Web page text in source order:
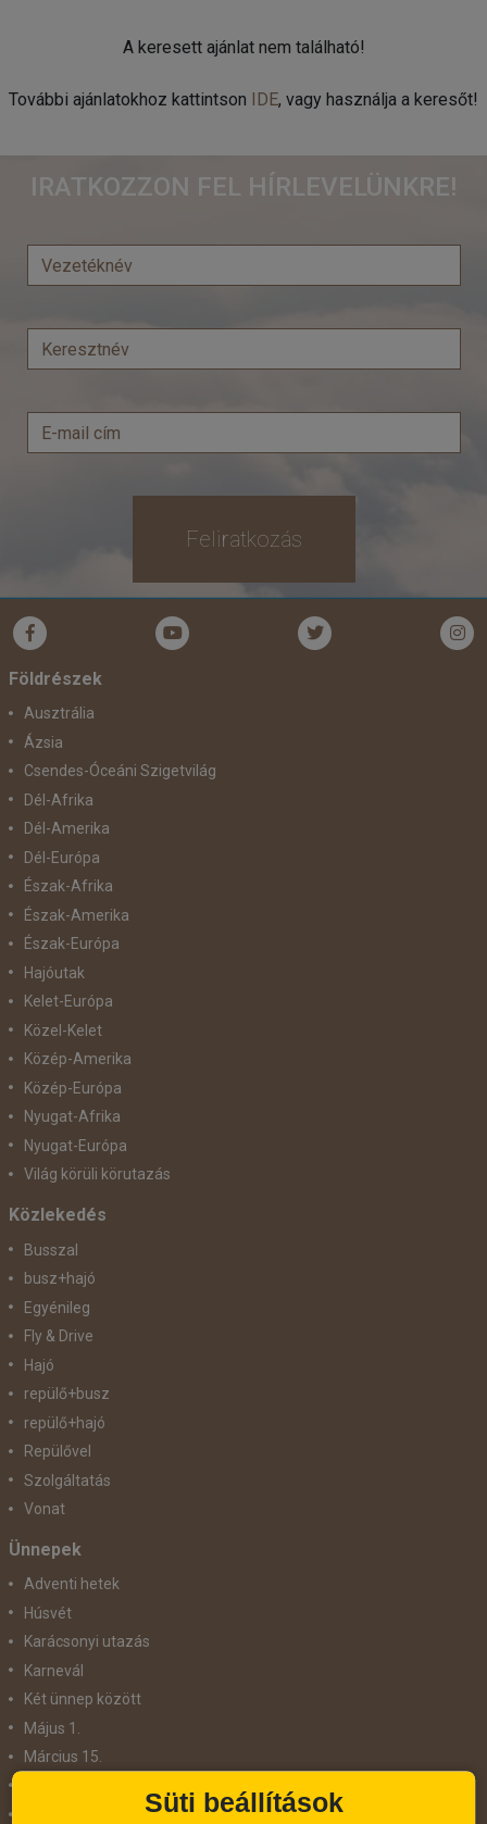
A keresett ajánlat nem található!
További ajánlatokhoz kattintson IDE, vagy használja a keresőt!
IRATKOZZON FEL HÍRLEVELÜNKRE!
Feliratkozás
Földrészek
Ausztrália
Ázsia
Csendes-Óceáni Szigetvilág
Dél-Afrika
Dél-Amerika
Dél-Európa
Észak-Afrika
Észak-Amerika
Észak-Európa
Hajóutak
Kelet-Európa
Közel-Kelet
Közép-Amerika
Közép-Európa
Nyugat-Afrika
Nyugat-Európa
Világ körüli körutazás
Közlekedés
Busszal
busz+hajó
Egyénileg
Fly & Drive
Hajó
repülő+busz
repülő+hajó
Repülővel
Szolgáltatás
Vonat
Ünnepek
Adventi hetek
Húsvét
Karácsonyi utazás
Karnevál
Két ünnep között
Május 1.
Március 15.
Süti beállítások